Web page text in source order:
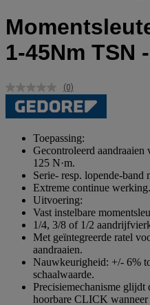
1-45Nm TSN
Geen
scorewaarde.
Dezelfde
(0)
Toepassing:
Gecontroleerd
125 N·m.
Serie- resp. lopende-band
Extreme continue werking.
Uitvoering:
Vast instelbare
1/4, 3/8 of 1/2
Met geïntegreerde ratel
aandraaien.
Nauwkeurigheid: +/- 6%
schaalwaarde.
Precisiemechanisme
hoorbare CLICK wanneer